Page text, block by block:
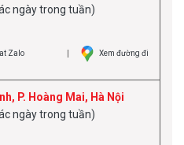
ngày trong tuần)
Zalo Xem đường đi
P. Hoàng Mai, Hà Nội
ngày trong tuần)